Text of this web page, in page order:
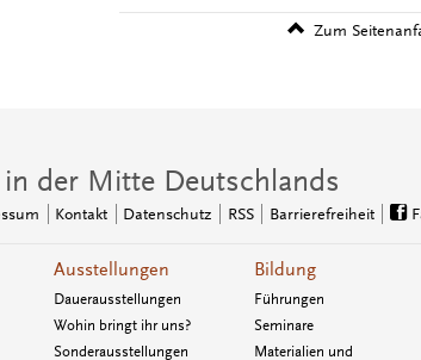
Zum
in der Mitte Deutschlands
Kontakt Datenschutz RSS Barrierefreiheit
Ausstellungen
Dauerausstellungen
Wohin bringt ihr uns?
Sonderausstellungen
Bildung
Führungen
Seminare
Materialien und